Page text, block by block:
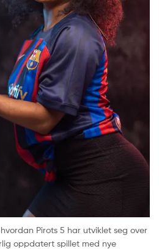
Pirots 5 har utviklet seg over
oppdatert spillet med nye